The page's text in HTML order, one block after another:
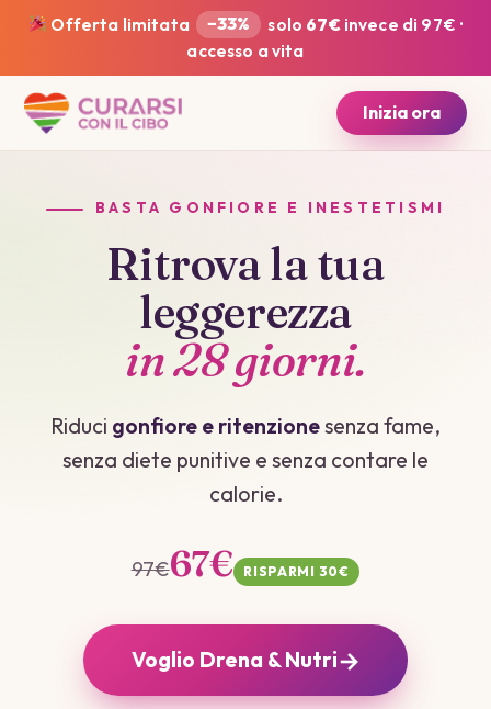
Offerta limitata −33% solo 67€invece di 97€ ·
accesso a vita
Inizia ora
BASTA GONFIORE E INESTETISMI
Ritrova la tua
leggerezza
in 28 giorni.
Riduci gonfiore e ritenzionesenza fame,
senza diete punitive e senza contare le
calorie.
97€67€ RISPARMI 30€
Voglio Drena & Nutri→